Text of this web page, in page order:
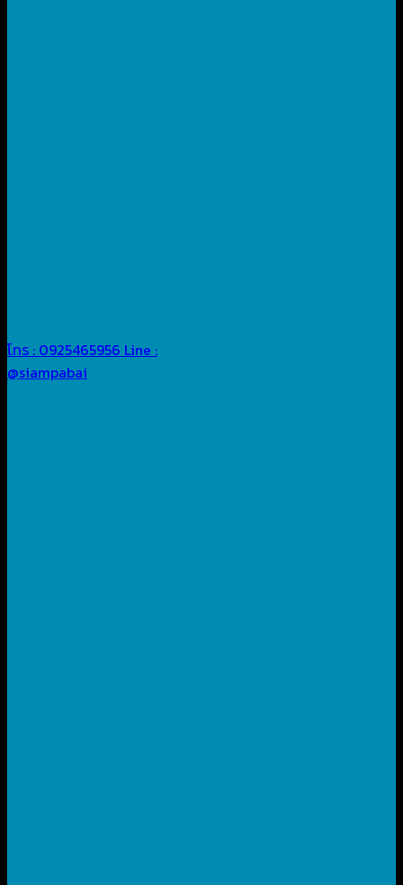
โทร : 0925465956 Line :
@siampabai